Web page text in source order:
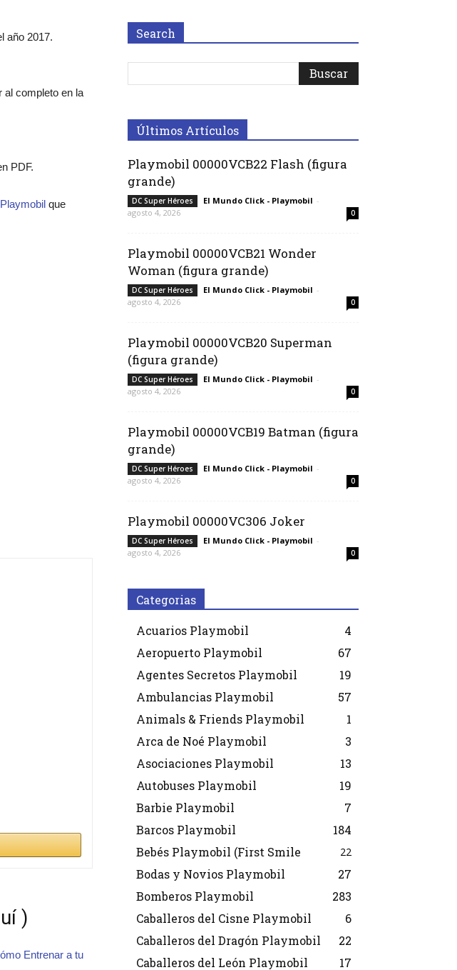
año 2017.
al completo en la
PDF.
que
)
Entrenar a tu
Search
Últimos Artículos
Playmobil 00000VCB22 Flash (figura
grande)
DC Super Héroes El Mundo Click - Playmobil -
agosto 4, 2026
0
Playmobil 00000VCB21 Wonder
Woman (figura grande)
DC Super Héroes El Mundo Click - Playmobil -
agosto 4, 2026
0
Playmobil 00000VCB20 Superman
(figura grande)
DC Super Héroes El Mundo Click - Playmobil -
agosto 4, 2026
0
Playmobil 00000VCB19 Batman (figura
grande)
DC Super Héroes El Mundo Click - Playmobil -
agosto 4, 2026
0
Playmobil 00000VC306 Joker
DC Super Héroes El Mundo Click - Playmobil -
agosto 4, 2026
0
Categorias
Acuarios Playmobil
4
Aeropuerto Playmobil
67
Agentes Secretos Playmobil
19
Ambulancias Playmobil
57
Animals & Friends Playmobil
1
Arca de Noé Playmobil
3
Asociaciones Playmobil
13
Autobuses Playmobil
19
Barbie Playmobil
7
Barcos Playmobil
184
Bebés Playmobil (First Smile
22
Bodas y Novios Playmobil
27
Bomberos Playmobil
283
Caballeros del Cisne Playmobil
6
Caballeros del Dragón Playmobil
22
Caballeros del León Playmobil
17